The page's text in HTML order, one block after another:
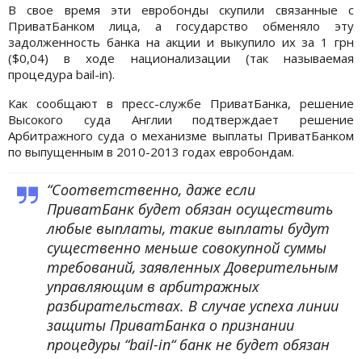
В свое время эти евробонды скупили связанные с
ПриватБанком лица, а государство обменяло эту
задолженность банка на акции и выкупило их за 1 грн
($0,04) в ходе национализации (так называемая
процедура bail-in).
Как сообщают в пресс-службе ПриватБанка, решение
Высокого суда Англии подтверждает решение
Арбитражного суда о механизме выплаты ПриватБанком
по выпущенным в 2010-2013 годах евробондам.
“Соответственно, даже если
ПриватБанк будет обязан осуществить
любые выплаты, такие выплаты будут
существенно меньше совокупной суммы
требований, заявленных Доверительным
управляющим в арбитражных
разбирательствах. В случае успеха линии
защиты ПриватБанка о признании
процедуры “bail-in“ банк не будет обязан